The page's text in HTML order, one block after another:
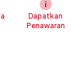
Dapatkan
Penawaran